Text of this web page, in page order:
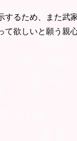
るため、また
欲しいと願う親